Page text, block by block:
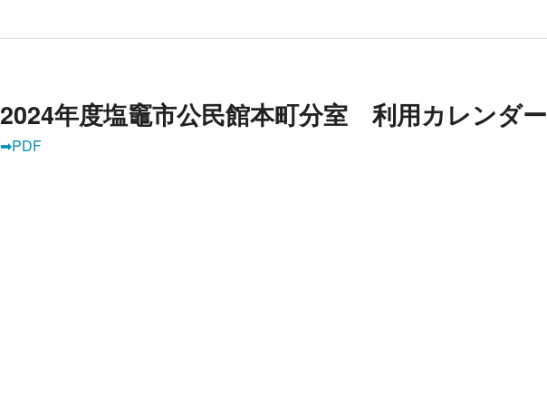
2024年度塩竈市公民館本町分室 利用カレンダー
➡PDF